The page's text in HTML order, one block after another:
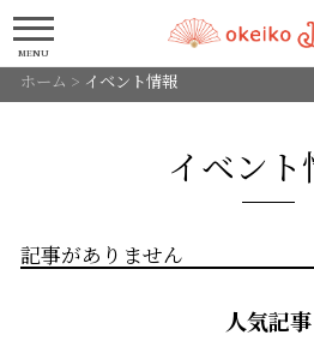
MENU
ホーム > イベント情報
イベント
記事がありません
人気記事